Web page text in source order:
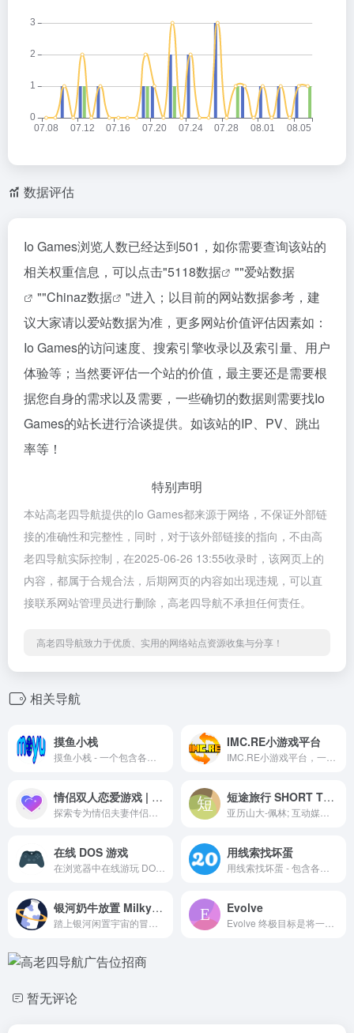
数据评估
Io Games浏览人数已经达到501，如你需要查询该站的
相关权重信息，可以点击"5118数据 ""爱站数据
""Chinaz数据
"进入；以目前的网站数据参考，建
议大家请以爱站数据为准，更多网站价值评估因素如：
Io Games的访问速度、搜索引擎收录以及索引量、用户
体验等；当然要评估一个站的价值，最主要还是需要根
据您自身的需求以及需要，一些确切的数据则需要找Io
Games的站长进行洽谈提供。如该站的IP、PV、跳出
率等！
特别声明
本站高老四导航提供的Io Games都来源于网络，不保证外部链
接的准确性和完整性，同时，对于该外部链接的指向，不由高
老四导航实际控制，在2025-06-26 13:55收录时，该网页上的
内容，都属于合规合法，后期网页的内容如出现违规，可以直
接联系网站管理员进行删除，高老四导航不承担任何责任。
高老四导航致力于优质、实用的网络站点资源收集与分享！
相关导航
摸鱼小栈 IMC.RE小游戏平台
情侣双人恋爱游戏 | Lovegame – 真心话大冒险 & 飞行棋 短途旅行 SHORT TRIP
在线 DOS 游戏 用线索找坏蛋
银河奶牛放置 Milky Way Idle Evolve
暂无评论